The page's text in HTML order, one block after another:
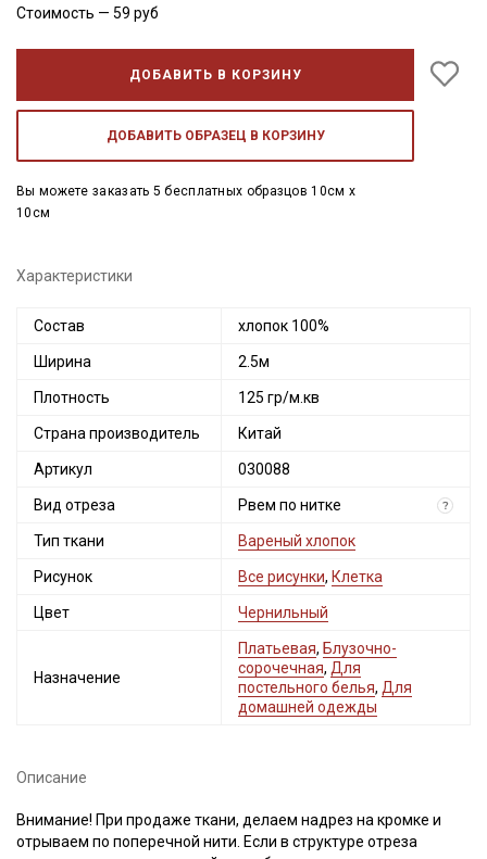
Стоимость — 59 руб
ДОБАВИТЬ В КОРЗИНУ
ДОБАВИТЬ ОБРАЗЕЦ В КОРЗИНУ
Вы можете заказать 5 бесплатных образцов 10см x
10см
Характеристики
Состав хлопок 100%
Ширина 2.5м
Плотность 125 гр/м.кв
Страна производитель Китай
Артикул 030088
Вид отреза Рвем по нитке ?
Тип ткани Вареный хлопок
Рисунок Все рисунки, Клетка
Цвет Чернильный
Назначение
Платьевая, Блузочно-
сорочечная, Для
постельного белья, Для
домашней одежды
Описание
Внимание! При продаже ткани, делаем надрез на кромке и
отрываем по поперечной нити. Если в структуре отреза